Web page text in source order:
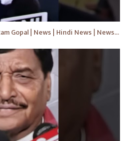
सरकार हो जाएगी सत्ता से बेदखल - Ram Gopal | News | Hindi News | News Today | #shorts #ytshorts #yt